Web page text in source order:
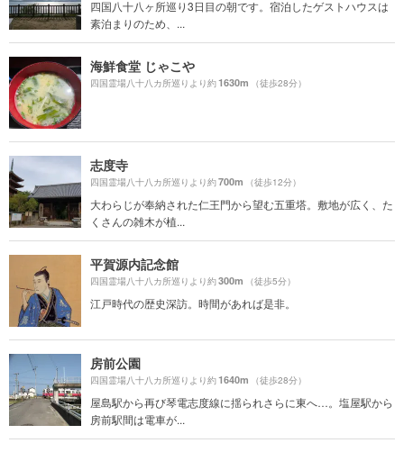
四国八十八ヶ所巡り3日目の朝です。宿泊したゲストハウスは
素泊まりのため、...
海鮮食堂 じゃこや
四国霊場八十八カ所巡りより約1630m （徒歩28分）
志度寺
四国霊場八十八カ所巡りより約700m （徒歩12分）
大わらじが奉納された仁王門から望む五重塔。敷地が広く、た
くさんの雑木が植...
平賀源内記念館
四国霊場八十八カ所巡りより約300m （徒歩5分）
江戸時代の歴史深訪。時間があれば是非。
房前公園
四国霊場八十八カ所巡りより約1640m （徒歩28分）
屋島駅から再び琴電志度線に揺られさらに東へ…。塩屋駅から
房前駅間は電車が...